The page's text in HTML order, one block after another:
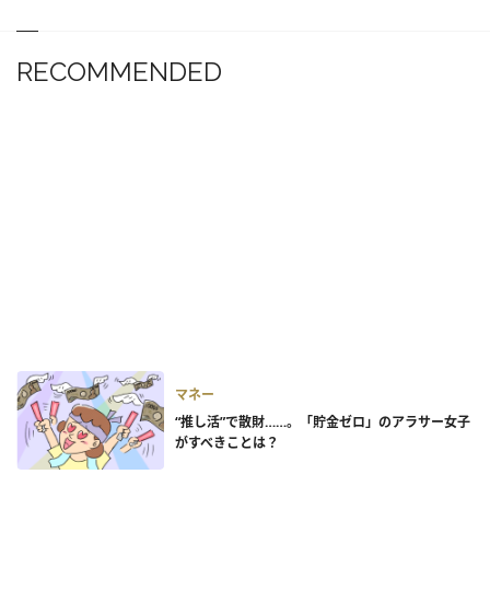
RECOMMENDED
マネー
“推し活”で散財……。「貯金ゼロ」のアラサー女子
がすべきことは？